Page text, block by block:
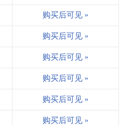
购买后可见 »
购买后可见 »
购买后可见 »
购买后可见 »
购买后可见 »
购买后可见 »